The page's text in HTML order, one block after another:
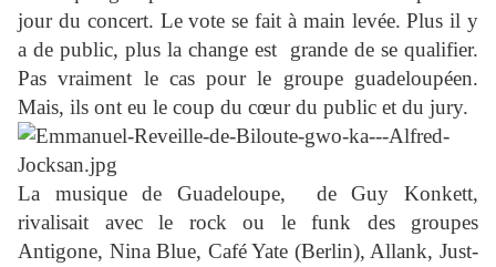
jour du concert. Le vote se fait à main levée. Plus il y
a de public, plus la change est grande de se qualifier.
Pas vraiment le cas pour le groupe guadeloupéen.
Mais, ils ont eu le coup du cœur du public et du jury.
La musique de Guadeloupe, de Guy Konkett,
rivalisait avec le rock ou le funk des groupes
Antigone, Nina Blue, Café Yate (Berlin), Allank, Just-